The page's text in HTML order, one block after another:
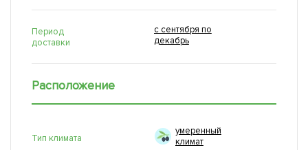
Период
доставки
с сентября по
декабрь
Расположение
Тип климата
умеренный
климат